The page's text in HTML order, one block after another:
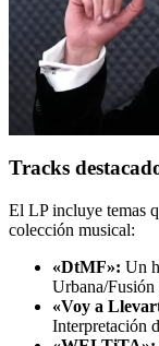
Tracks
El LP incluye temas
colección musical:
«DtMF»: Un
Urbana/
«Voy a
Interpretación